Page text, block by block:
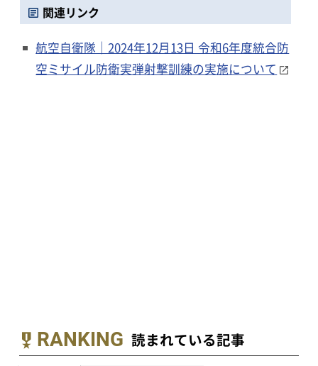
関連リンク
航空自衛隊｜2024年12月13日 令和6年度統合防
空ミサイル防衛実弾射撃訓練の実施について
RANKING 読まれている記事